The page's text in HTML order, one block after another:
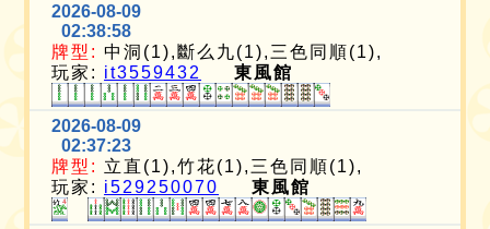
2026-08-09
02:38:58
牌型: 中洞(1),斷么九(1),三色同順(1),
玩家: it3559432 東風館
2026-08-09
02:37:23
牌型: 立直(1),竹花(1),三色同順(1),
玩家: i529250070 東風館